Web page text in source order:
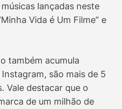
lançadas neste
Vida é Um Filme” e
também acumula
são mais de 5
Vale destacar que o
de um milhão de